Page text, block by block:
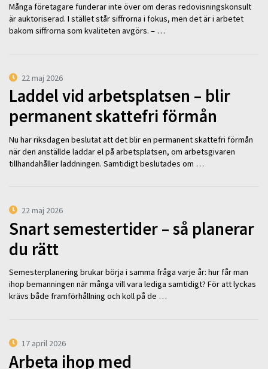
Många företagare funderar inte över om deras redovisningskonsult
är auktoriserad. I stället står siffrorna i fokus, men det är i arbetet
bakom siffrorna som kvaliteten avgörs. – …
22 maj 2026
Laddel vid arbetsplatsen – blir
permanent skattefri förmån
Nu har riksdagen beslutat att det blir en permanent skattefri förmån
när den anställde laddar el på arbetsplatsen, om arbetsgivaren
tillhandahåller laddningen. Samtidigt beslutades om …
22 maj 2026
Snart semestertider – så planerar
du rätt
Semesterplanering brukar börja i samma fråga varje år: hur får man
ihop bemanningen när många vill vara lediga samtidigt? För att lyckas
krävs både framförhållning och koll på de …
17 april 2026
Arbeta ihop med